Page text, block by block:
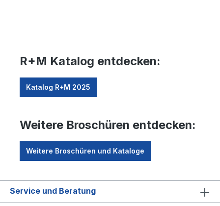
R+M Katalog entdecken:
Katalog R+M 2025
Weitere Broschüren entdecken:
Weitere Broschüren und Kataloge
Service und Beratung